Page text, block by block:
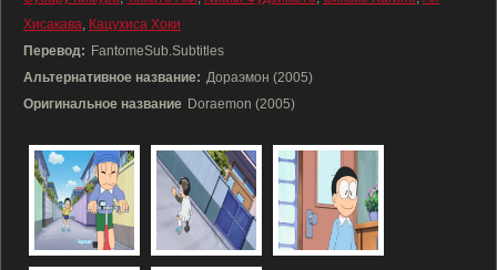
Хисакава, Кацухиса Хоки
Перевод: FantomeSub.Subtitles
Альтернативное название: Дораэмон (2005)
Оригинальное название Doraemon (2005)